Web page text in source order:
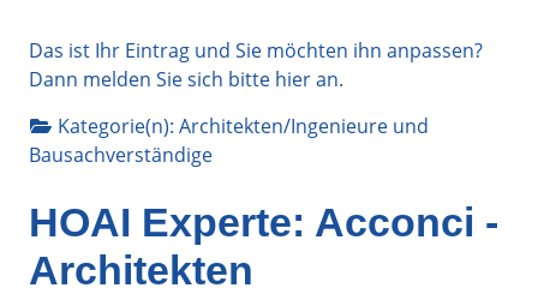
Das ist Ihr Eintrag und Sie möchten ihn anpassen?
Dann melden Sie sich bitte hieran.
Kategorie(n): Architekten/Ingenieure und
Bausachverständige
HOAI Experte: Acconci -
Architekten